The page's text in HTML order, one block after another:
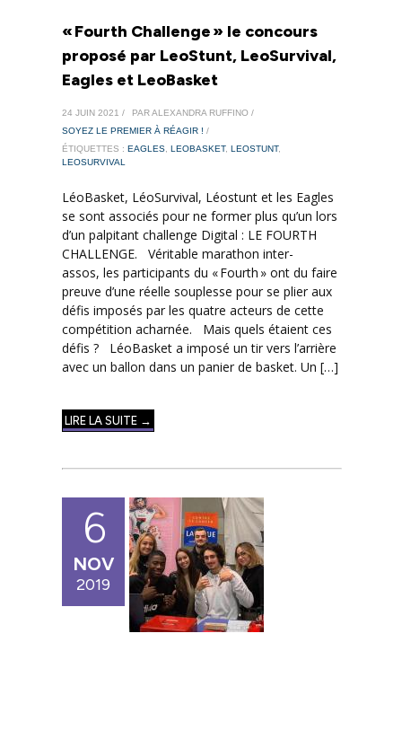
« Fourth Challenge » le concours
proposé par LeoStunt, LeoSurvival,
Eagles et LeoBasket
24 JUIN 2021 /
PAR ALEXANDRA RUFFINO /
SOYEZ LE PREMIER À RÉAGIR ! /
ÉTIQUETTES : EAGLES, LEOBASKET, LEOSTUNT,
LEOSURVIVAL
LéoBasket, LéoSurvival, Léostunt et les Eagles
se sont associés pour ne former plus qu’un lors
d’un palpitant challenge Digital : LE FOURTH
CHALLENGE. Véritable marathon inter-
assos, les participants du « Fourth » ont du faire
preuve d’une réelle souplesse pour se plier aux
défis imposés par les quatre acteurs de cette
compétition acharnée. Mais quels étaient ces
défis ? LéoBasket a imposé un tir vers l’arrière
avec un ballon dans un panier de basket. Un […]
LIRE LA SUITE →
6
NOV
2019